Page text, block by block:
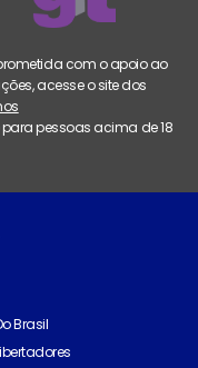
com o apoio ao
acesse o site dos
pessoas acima de 18
Brasil